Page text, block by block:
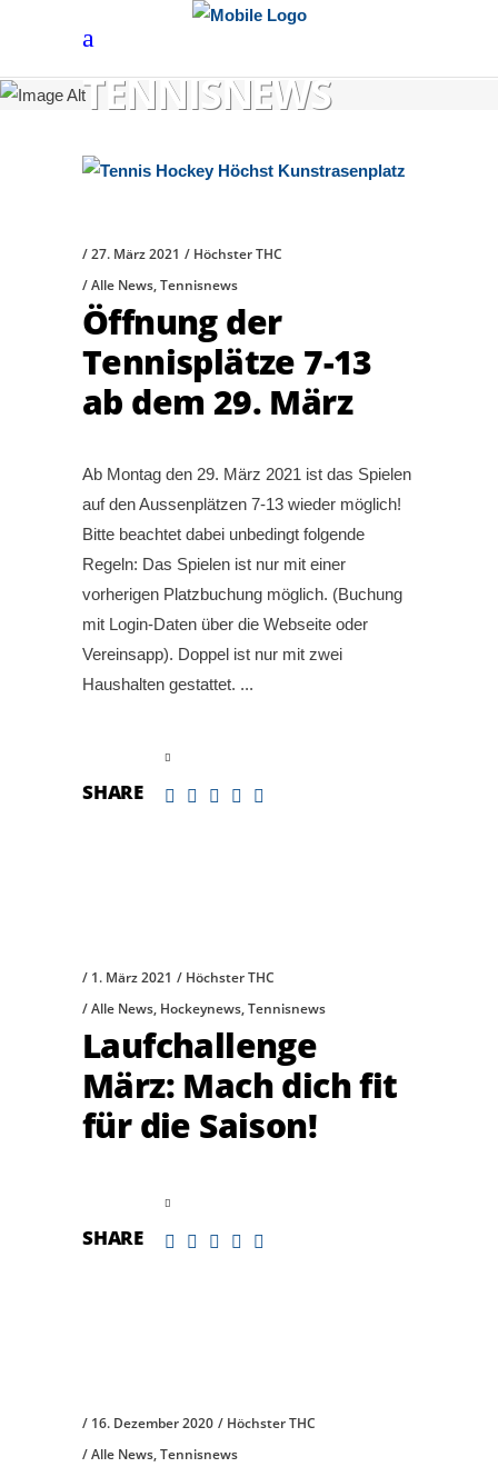
TENNISNEWS
27. März 2021
Höchster THC
Alle News,Tennisnews
Öffnung der
Tennisplätze 7-13
ab dem 29. März
Ab Montag den 29. März 2021 ist das Spielen
auf den Aussenplätzen 7-13 wieder möglich!
Bitte beachtet dabei unbedingt folgende
Regeln: Das Spielen ist nur mit einer
vorherigen Platzbuchung möglich. (Buchung
mit Login-Daten über die Webseite oder
Vereinsapp). Doppel ist nur mit zwei
Haushalten gestattet.
SHARE
1. März 2021
Höchster THC
Alle News, Hockeynews,Tennisnews
Laufchallenge
März: Mach dich fit
für die Saison!
SHARE
16. Dezember 2020
Höchster THC
Alle News,Tennisnews